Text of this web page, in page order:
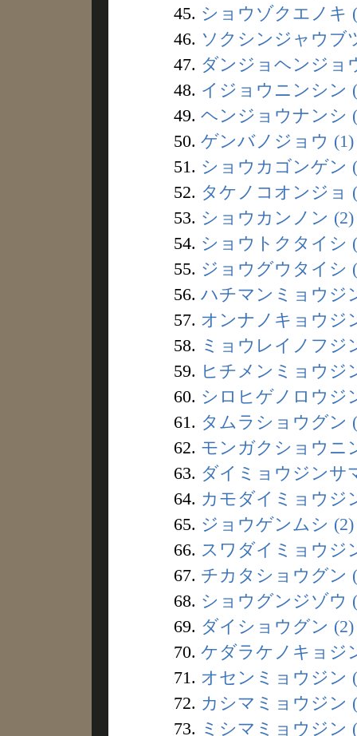
45. ショウゾクエノキ
46. ソクシンジャウブ
47. ダンジョヘンジョ
48. イジョウニンシン
49. ヘンジョウナンシ
50. ゲンバノジョウ (1)
51. ショウカゴンゲン
52. タケノコオンジョ
53. ショウカンノン (2)
54. ショウトクタイシ
55. ジョウグウタイシ
56. ハチマンミョウジ
57. オンナノキョウジ
58. ミョウレイノフジ
59. ヒチメンミョウジ
60. シロヒゲノロウジ
61. タムラショウグン
62. モンガクショウニ
63. ダイミョウジンサ
64. カモダイミョウジ
65. ジョウゲンムシ (2)
66. スワダイミョウジ
67. チカタショウグン
68. ショウグンジゾウ
69. ダイショウグン (2)
70. ケダラケノキョジ
71. オセンミョウジン
72. カシマミョウジン
73. ミシマミョウジン